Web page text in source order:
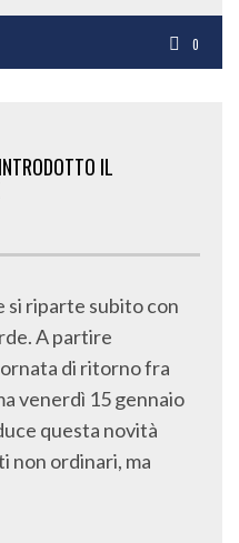
0
IL
si riparte subito con
A partire
di ritorno fra
venerdì 15 gennaio
questa novità
non ordinari, ma